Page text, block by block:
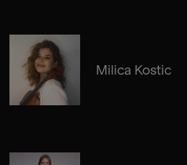
Milica Kostic